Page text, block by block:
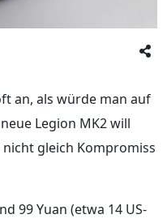
an, als würde man auf
Legion MK2 will
gleich Kompromiss
99 Yuan (etwa 14 US-